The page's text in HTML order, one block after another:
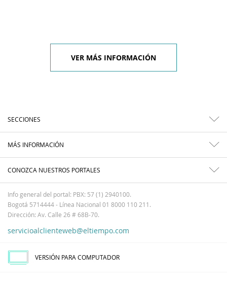
VER MÁS INFORMACIÓN
SECCIONES
MÁS INFORMACIÓN
CONOZCA NUESTROS PORTALES
Info general del portal: PBX: 57 (1) 2940100.
Bogotá 5714444 - Línea Nacional 01 8000 110 211.
Dirección: Av. Calle 26 # 68B-70.
servicioalclienteweb@eltiempo.com
VERSIÓN PARA COMPUTADOR